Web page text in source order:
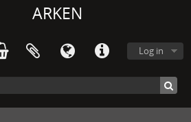
ARKEN
Log in